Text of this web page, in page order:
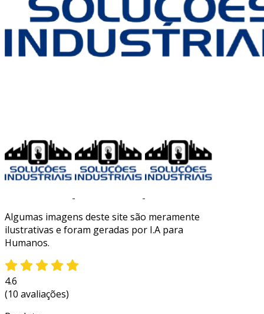
Algumas imagens deste site são meramente
ilustrativas e foram geradas por I.A para
Humanos.
4.6
(10 avaliações)